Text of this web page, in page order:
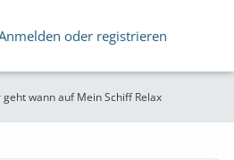
oder registrieren
geht wann auf Mein Schiff Relax